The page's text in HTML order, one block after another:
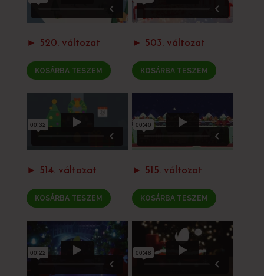
► 520. változat
KOSÁRBA TESZEM
► 503. változat
KOSÁRBA TESZEM
► 514. változat
KOSÁRBA TESZEM
► 515. változat
KOSÁRBA TESZEM